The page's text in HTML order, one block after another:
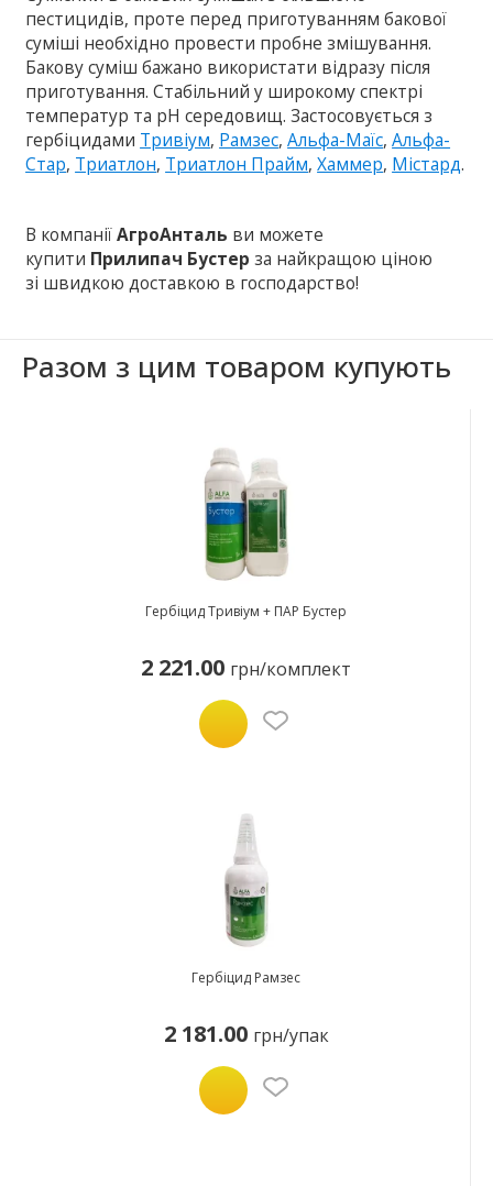
пестицидів, проте перед приготуванням бакової
суміші необхідно провести пробне змішування.
Бакову суміш бажано використати відразу після
приготування. Стабільний у широкому спектрі
температур та рH середовищ. Застосовується з
гербіцидами Тривіум, Рамзес,Альфа-Маїс,Альфа-
Стар, Триатлон, Триатлон Прайм,Хаммер, Містард.
В компаніїАгроАнталь ви можете
купити Прилипач Бустерза найкращою ціною
зі швидкою доставкою в господарство!
Разом з цим товаром купують
Гербіцид Тривіум + ПАР Бустер
2 221.00 грн/комплект
Гербіцид Рамзес
2 181.00 грн/упак